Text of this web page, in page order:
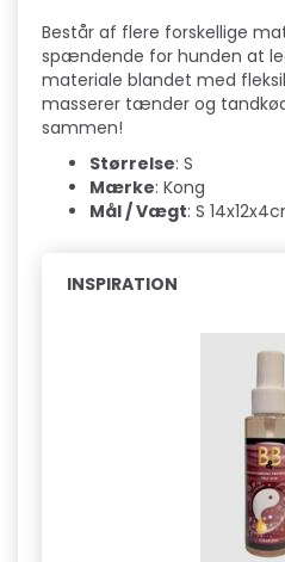
Består af flere forskellige
spændende for hunden at
materiale blandet med
masserer tænder og
sammen!
Størrelse: S
Mærke: Kong
Mål / Vægt: S
INSPIRATION